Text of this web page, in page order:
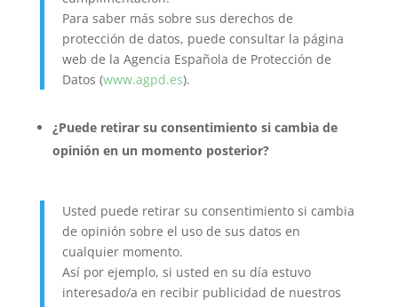
Para saber más sobre sus derechos de
protección de datos, puede consultar la página
web de la Agencia Española de Protección de
Datos (www.agpd.es).
¿Puede retirar su consentimiento si cambia de
opinión en un momento posterior?
Usted puede retirar su consentimiento si cambia
de opinión sobre el uso de sus datos en
cualquier momento.
Así por ejemplo, si usted en su día estuvo
interesado/a en recibir publicidad de nuestros